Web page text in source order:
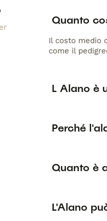
Quanto
Il costo medio
come il
L Alano è
Perché
Quanto è
L'Alano